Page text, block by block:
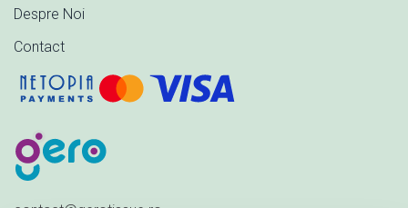
Despre Noi
Contact